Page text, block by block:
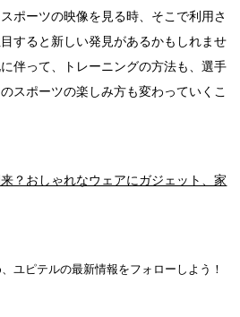
ポーツの映像を見る時、そこで利用さ
すると新しい発見があるかもしれませ
伴って、トレーニングの方法も、選手
スポーツの楽しみ方も変わっていくこ
？おしゃれなウェアにガジェット、家
ユピテルの最新情報をフォローしよう！